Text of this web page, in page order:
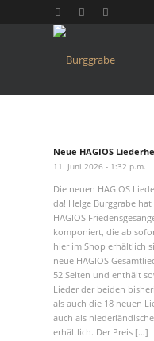
Neue HAGIOS
11. Juni 2026 - 1:32 p.m.
Die neuen HAGIOS
da! Helge Burggrabe hat
HAGIOS
komponiert, die ab
hier im Shop erhältlich
neue HAGIOS
52 Seiten und enthält
Lieder der beiden
als auch die 18 neuen
auch als
erhältlich. Der Preis […]